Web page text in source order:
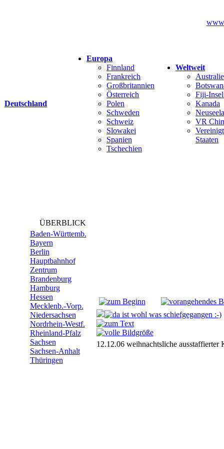
Deutschland
Europa
Finnland
Frankreich
Großbritannien
Österreich
Polen
Schweden
Schweiz
Slowakei
Spanien
Tschechien
Weltweit
Fiji-
Kanada
VR
Staaten
ÜBERBLICK
Baden-Württemb.
Bayern
Berlin
Hauptbahnhof
Zentrum
Brandenburg
Hamburg
Hessen
Mecklenb.-Vorp.
Niedersachsen
Nordrhein-Westf.
Rheinland-Pfalz
Sachsen
Sachsen-Anhalt
Thüringen
12.12.06 weihnachtsliche ausstaffierter